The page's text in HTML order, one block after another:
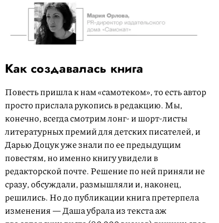
Как создавалась книга
Повесть пришла к нам «самотеком», то есть автор
просто прислала рукопись в редакцию. Мы,
конечно, всегда смотрим лонг- и шорт-листы
литературных премий для детских писателей, и
Дарью Доцук уже знали по ее предыдущим
повестям, но именно книгу увидели в
редакторской почте. Решение по ней приняли не
сразу, обсуждали, размышляли и, наконец,
решились. Но до публикации книга претерпела
изменения — Даша убрала из текста аж